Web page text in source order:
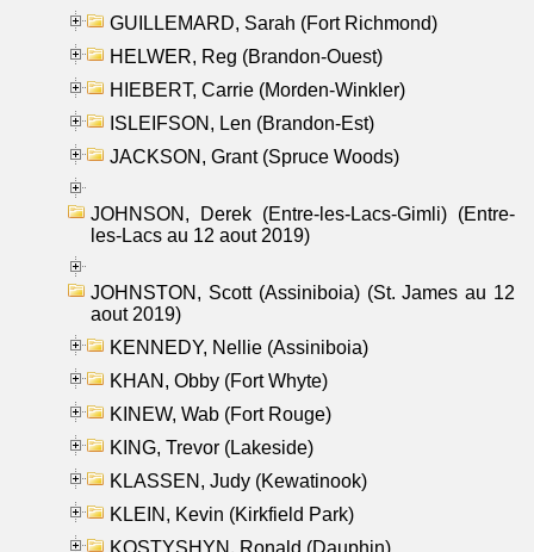
GUILLEMARD, Sarah (Fort Richmond)
HELWER, Reg (Brandon-Ouest)
HIEBERT, Carrie (Morden-Winkler)
ISLEIFSON, Len (Brandon-Est)
JACKSON, Grant (Spruce Woods)
JOHNSON, Derek (Entre-les-Lacs-Gimli) (Entre-
les-Lacs au 12 aout 2019)
JOHNSTON, Scott (Assiniboia) (St. James au 12
aout 2019)
KENNEDY, Nellie (Assiniboia)
KHAN, Obby (Fort Whyte)
KINEW, Wab (Fort Rouge)
KING, Trevor (Lakeside)
KLASSEN, Judy (Kewatinook)
KLEIN, Kevin (Kirkfield Park)
KOSTYSHYN, Ronald (Dauphin)